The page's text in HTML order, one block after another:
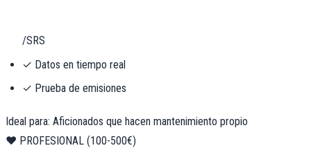
/SRS
✓ Datos en tiempo real
✓ Prueba de emisiones
Ideal para: Aficionados que hacen mantenimiento propio
❤️ PROFESIONAL (100-500€)